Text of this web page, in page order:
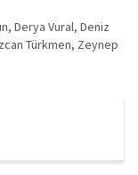
Derya Vural, Deniz
Türkmen, Zeynep